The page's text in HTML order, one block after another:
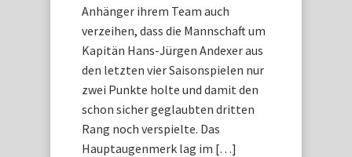
Anhänger ihrem Team auch
verzeihen, dass die Mannschaft um
Kapitän Hans-Jürgen Andexer aus
den letzten vier Saisonspielen nur
zwei Punkte holte und damit den
schon sicher geglaubten dritten
Rang noch verspielte. Das
Hauptaugenmerk lag im […]